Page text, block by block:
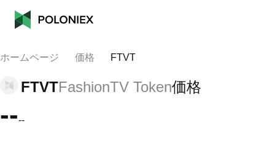
ホームページ 価格 FTVT
FTVTFashionTV Token価格
----